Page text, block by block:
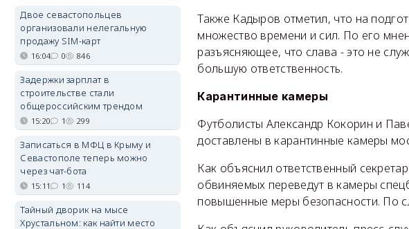
Также Кадыров отметил, что на
множество времени и сил. По его
разъясняющее, что слава - это не
большую ответственность.
Карантинные камеры
Футболисты Александр Кокорин и
доставлены в карантинные камеры
Как объяснил ответственный
обвиняемых переведут в камеры
повышенные меры безопасности. По
Двое севастопольцев
организовали нелегальную
продажу SIM-карт
16:04 0 846
Задержки зарплат в
строительстве стали
общероссийским трендом
15:20 1 299
Записаться в МФЦ в Крыму и
Севастополе теперь можно
через чат-бота
15:11 1 114
Тайный дворик на мысе
Хрустальном: как найти место